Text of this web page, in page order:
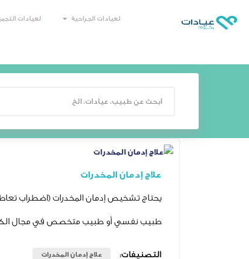
العيادات الجراحية العيادات
علاج إدمان المخدرات
يحتاج تشخيص إدمان المخدرات (اضطراب
طبيب نفسي أو طبيب متخصص في مجال
التصنيفات: علاج إدمان المخدرات